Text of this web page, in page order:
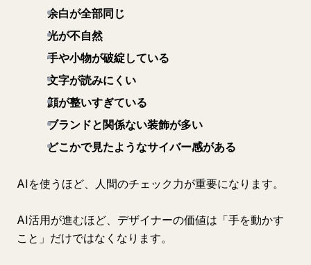
余白が全部同じ
光が不自然
手や小物が破綻している
文字が読みにくい
顔が整いすぎている
ブランドと関係ない装飾が多い
どこかで見たようなサイバー感がある
AIを使うほど、人間のチェック力が重要になります。
AI活用が進むほど、デザイナーの価値は「手を動かす
こと」だけではなくなります。